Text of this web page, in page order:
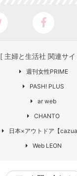
[ 主婦と生活社 関連サ
週刊女性PRIME
PASH! PLUS
ar web
CHANTO
日本×アウトドア【cazual
Web LEON